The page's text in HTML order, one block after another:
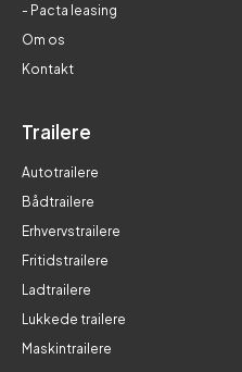
- Pacta leasing
Om os
Kontakt
Trailere
Autotrailere
Bådtrailere
Erhvervstrailere
Fritidstrailere
Ladtrailere
Lukkede trailere
Maskintrailere